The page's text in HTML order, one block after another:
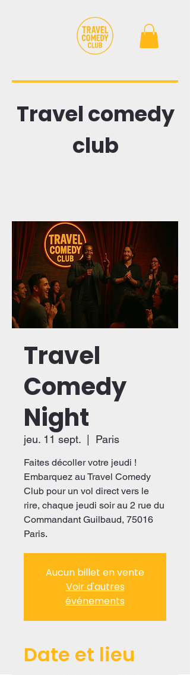
Travel
Comedy
Night
jeu. 11 sept.
  |
Paris
Faites décoller votre jeudi !
Embarquez au Travel Comedy
Club pour un vol direct vers le
rire, chaque jeudi soir au 2 rue du
Commandant Guilbaud, 75016
Paris.
Aucun billet en vente
Voir d'autres
événements
Date et lieu
Travel comedy
club